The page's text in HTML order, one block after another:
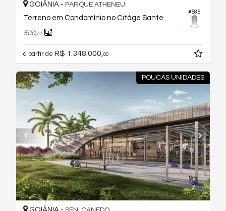
#585
GOIÂNIA - PARQUE ATHENEU
Terreno em Condomínio no Citàge Sante
500,00
a partir de R$ 1.348.000, 00
POUCAS UNIDADES